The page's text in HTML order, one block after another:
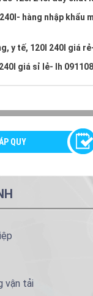
hàng nhập khẩu
y tế, 120l 240l giá
giá sỉ lẻ- lh
QUY
vận tải